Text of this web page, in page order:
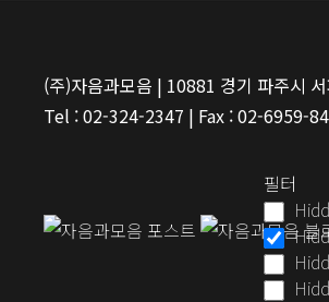
필터
(주)자음과모음 | 10881 경기 파주시
Tel : 02-324-2347 | Fax : 02-6959-